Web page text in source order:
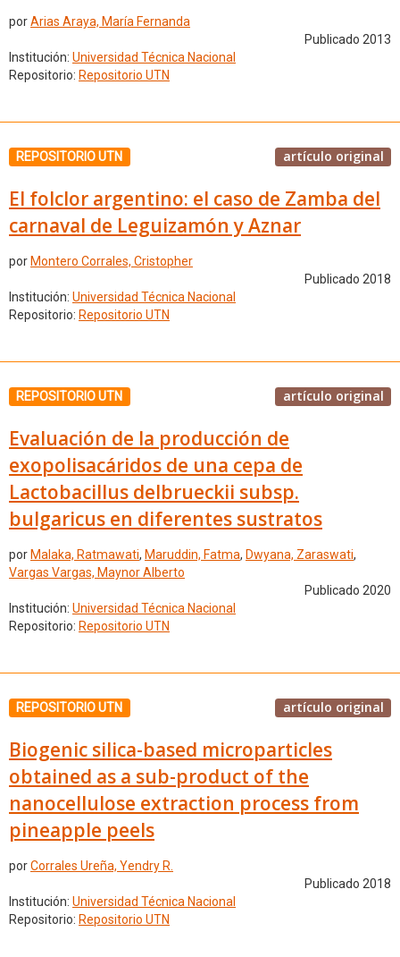
porArias Araya, María Fernanda
Publicado 2013
Institución: Universidad Técnica Nacional
Repositorio: Repositorio UTN
REPOSITORIO UTN artículo original
El folclor argentino: el caso de Zamba del
carnaval de Leguizamón y Aznar
por Montero Corrales, Cristopher
Publicado 2018
Institución: Universidad Técnica Nacional
Repositorio: Repositorio UTN
REPOSITORIO UTN artículo original
Evaluación de la producción de
exopolisacáridos de una cepa de
Lactobacillus delbrueckii subsp.
bulgaricus en diferentes sustratos
por Malaka, Ratmawati, Maruddin, Fatma, Dwyana, Zaraswati,
Vargas Vargas, Maynor Alberto
Publicado 2020
Institución: Universidad Técnica Nacional
Repositorio: Repositorio UTN
REPOSITORIO UTN artículo original
Biogenic silica-based microparticles
obtained as a sub-product of the
nanocellulose extraction process from
pineapple peels
porCorrales Ureña, Yendry R.
Publicado 2018
Institución: Universidad Técnica Nacional
Repositorio: Repositorio UTN